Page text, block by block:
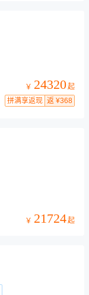
￥ 24320起
拼满享返现 返 ¥368
￥ 21724起